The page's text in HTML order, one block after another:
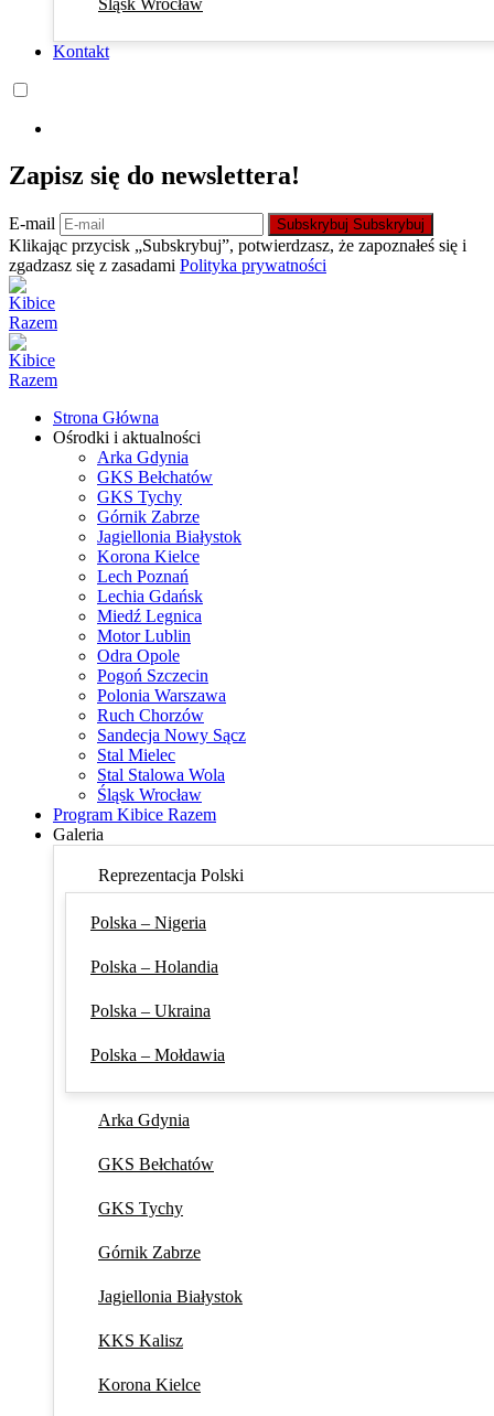
Śląsk Wrocław
Kontakt
Zapisz się do newslettera!
E-mail Subskrybuj Subskrybuj
Klikając przycisk „Subskrybuj”, potwierdzasz, że zapoznałeś się i
zgadzasz się z zasadami Polityka prywatności
Strona Główna
Ośrodki i aktualności
Arka Gdynia
GKS Bełchatów
GKS Tychy
Górnik Zabrze
Jagiellonia Białystok
Korona Kielce
Lech Poznań
Lechia Gdańsk
Miedź Legnica
Motor Lublin
Odra Opole
Pogoń Szczecin
Polonia Warszawa
Ruch Chorzów
Sandecja Nowy Sącz
Stal Mielec
Stal Stalowa Wola
Śląsk Wrocław
Program Kibice Razem
Galeria
Reprezentacja Polski
Polska – Nigeria
Polska – Holandia
Polska – Ukraina
Polska – Mołdawia
Arka Gdynia
GKS Bełchatów
GKS Tychy
Górnik Zabrze
Jagiellonia Białystok
KKS Kalisz
Korona Kielce